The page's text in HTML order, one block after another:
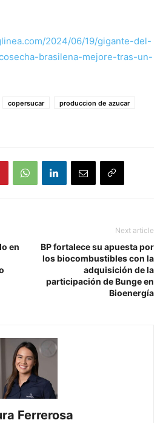
2024/06/19/gigante-del-
brasilena-mejore-tras-un-
copersucar
produccion de azucar
en
Next article
BP fortalece su apuesta por
los biocombustibles con la
adquisición de la
participación de Bunge en
Bioenergía
Ferrerosa